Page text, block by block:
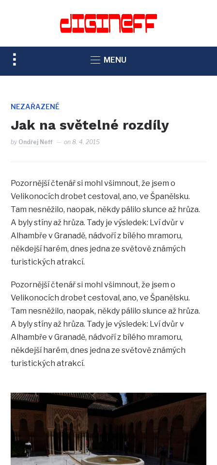
TOGGLE
SIDEBAR
NAVIGATION
MENU
NEZAŘAZENÉ
Jak na světelné rozdíly
by Ondřej Neff on8. 4. 2015
Pozornější čtenář si mohl všimnout, že jsem o
Velikonocích drobet cestoval, ano, ve Španělsku.
Tam nesněžilo, naopak, někdy pálilo slunce až hrůza.
A byly stíny až hrůza. Tady je výsledek: Lví dvůr v
Alhambře v Granadě, nádvoří z bílého mramoru,
někdejší harém, dnes jedna ze světově známých
turistických atrakcí.
Pozornější čtenář si mohl všimnout, že jsem o
Velikonocích drobet cestoval, ano, ve Španělsku.
Tam nesněžilo, naopak, někdy pálilo slunce až hrůza.
A byly stíny až hrůza. Tady je výsledek: Lví dvůr v
Alhambře v Granadě, nádvoří z bílého mramoru,
někdejší harém, dnes jedna ze světově známých
turistických atrakcí.